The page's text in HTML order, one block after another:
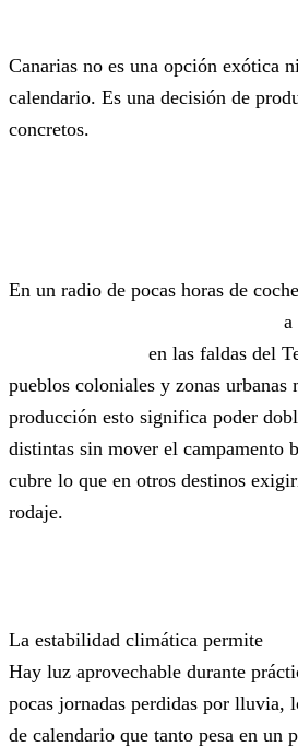
Canarias no es una opción exótica
calendario. Es una decisión de
concretos.
En un radio de pocas horas de
a
en las faldas del
pueblos coloniales y zonas urbanas
producción esto significa poder
distintas sin mover el campamento
cubre lo que en otros destinos
rodaje.
La estabilidad climática permite
Hay luz aprovechable durante
pocas jornadas perdidas por lluvia,
de calendario que tanto pesa en un